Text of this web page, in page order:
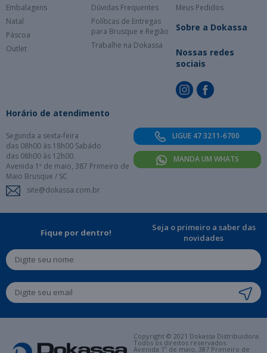
Embalagens
Natal
Páscoa
Outlet
Dúvidas Frequentes
Políticas de Entregas
para Brusque e Região
Trabalhe na Dokassa
Meus Pedidos
Sobre a Dokassa
Nossas redes
sociais
Horário de atendimento
Segunda a sexta-feira
das 08h00 às 18h00 Sabádo
das 08h00 às 12h00.
Avenida 1º de maio, 387 Primeiro de
Maio Brusque / SC
site@dokassa.com.br
LIGUE 47 3211-6700
MANDA UM WHATS
Fique por dentro!
Seja o primeiro a saber das
novidades
Copyright © 2021 Dokassa Distribuidora.
Todos os direitos reservados.
Avenida 1º de maio, 387 Primeiro de